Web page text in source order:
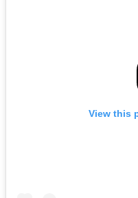
View this